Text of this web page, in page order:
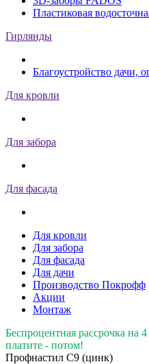
Пластиковая
Гирлянды
Благоустройство дачи,
Для кровли
Для забора
Для фасада
Для кровли
Для забора
Для фасада
Для дачи
Производство Покрофф
Акции
Монтаж
Беспроцентная рассрочка на
платите - потом!
Профнастил С9 (цинк)